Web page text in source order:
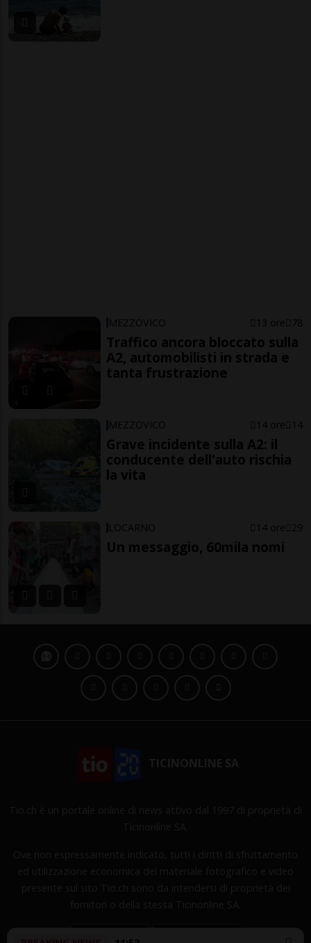
MEZZOVICO 13 ore 78
Traffico ancora bloccato sulla
A2, automobilisti in strada e
tanta frustrazione
MEZZOVICO 14 ore 14
Grave incidente sulla A2: il
conducente dell'auto rischia
la vita
LOCARNO 14 ore 29
Un messaggio, 60mila nomi